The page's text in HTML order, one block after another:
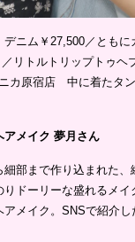
ニム￥27,500／ともに
リトルトリップトゥ
カ原宿店 中に着たタ
メイク 夢月さん
部まで作り込まれた、
りドーリーな盛れるメイ
メイク。SNSで紹介